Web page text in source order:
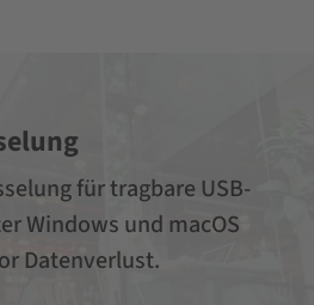
für tragbare USB-
Windows und macOS
Datenverlust.